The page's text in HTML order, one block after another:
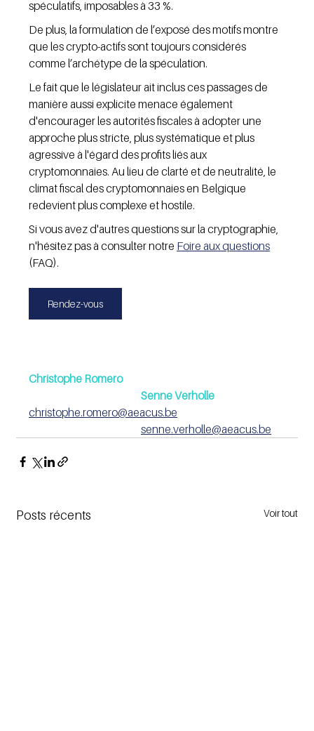
spéculatifs, imposables à 33 %.
De plus, la formulation de l’exposé des motifs montre
que les crypto-actifs sont toujours considérés
comme l’archétype de la spéculation.
Le fait que le législateur ait inclus ces passages de
manière aussi explicite menace également
d'encourager les autorités fiscales à adopter une
approche plus stricte, plus systématique et plus
agressive à l'égard des profits liés aux
cryptomonnaies. Au lieu de clarté et de neutralité, le
climat fiscal des cryptomonnaies en Belgique
redevient plus complexe et hostile.
Si vous avez d'autres questions sur la cryptographie,
n'hésitez pas à consulter notre Foire aux questions
(FAQ).
Rendez-vous
Christophe Romero
Senne Verholle
christophe.romero@aeacus.be
senne.verholle@aeacus.be
Posts récents Voir tout